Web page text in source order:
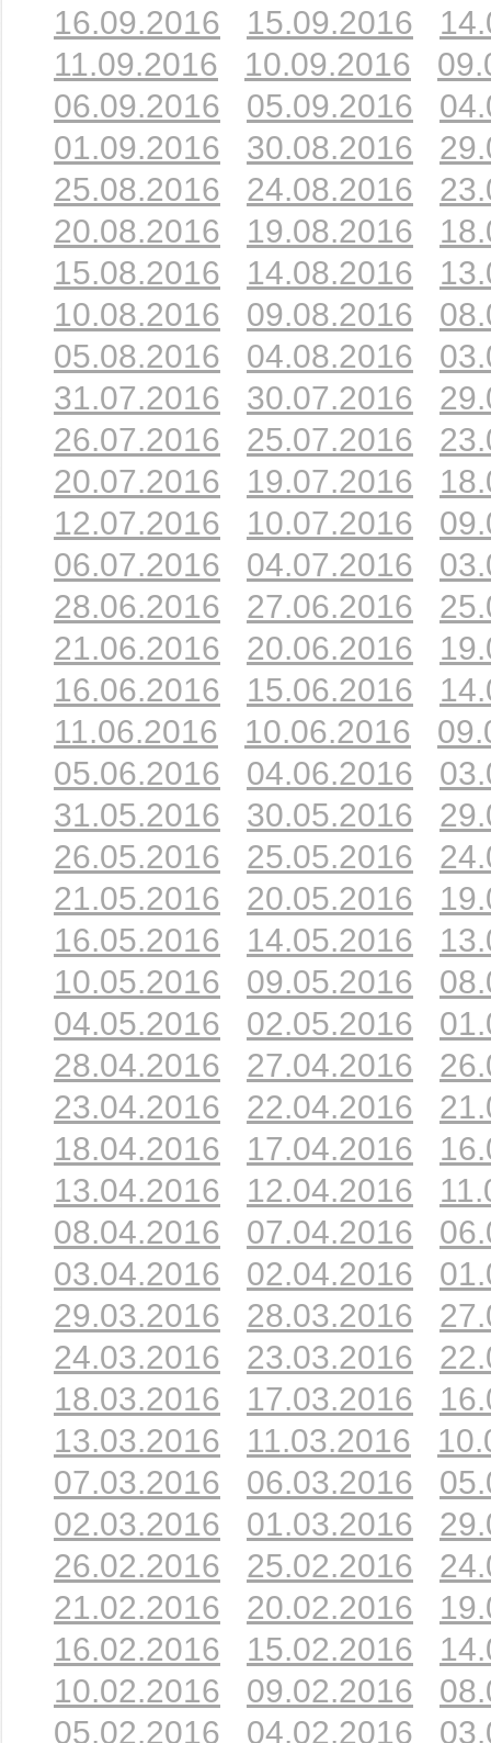
16.09.2016
15.09.2016
11.09.2016
10.09.2016
06.09.2016
05.09.2016
01.09.2016
30.08.2016
25.08.2016
24.08.2016
20.08.2016
19.08.2016
15.08.2016
14.08.2016
10.08.2016
09.08.2016
05.08.2016
04.08.2016
31.07.2016
30.07.2016
26.07.2016
25.07.2016
20.07.2016
19.07.2016
12.07.2016
10.07.2016
06.07.2016
04.07.2016
28.06.2016
27.06.2016
21.06.2016
20.06.2016
16.06.2016
15.06.2016
11.06.2016
10.06.2016
05.06.2016
04.06.2016
31.05.2016
30.05.2016
26.05.2016
25.05.2016
21.05.2016
20.05.2016
16.05.2016
14.05.2016
10.05.2016
09.05.2016
04.05.2016
02.05.2016
28.04.2016
27.04.2016
23.04.2016
22.04.2016
18.04.2016
17.04.2016
13.04.2016
12.04.2016
08.04.2016
07.04.2016
03.04.2016
02.04.2016
29.03.2016
28.03.2016
24.03.2016
23.03.2016
18.03.2016
17.03.2016
13.03.2016
11.03.2016
07.03.2016
06.03.2016
02.03.2016
01.03.2016
26.02.2016
25.02.2016
21.02.2016
20.02.2016
16.02.2016
15.02.2016
10.02.2016
09.02.2016
05.02.2016
04.02.2016